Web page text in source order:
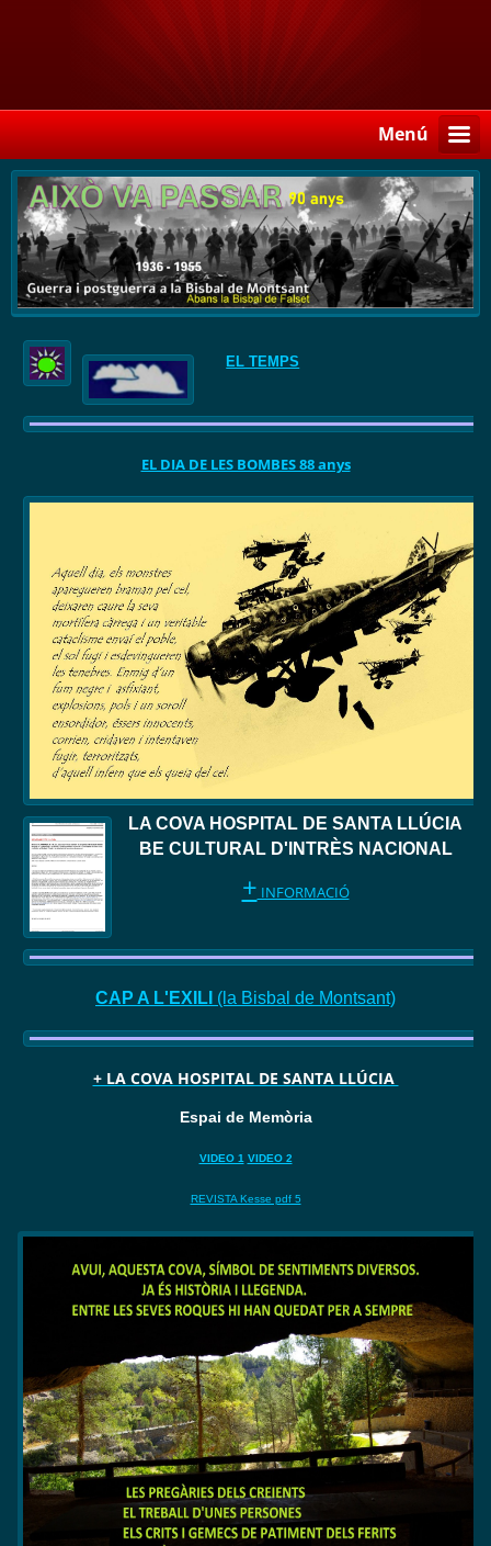
Menú
EL TEMPS
EL DIA DE LES BOMBES 88 anys
LA COVA HOSPITAL DE SANTA LLÚCIA
BE CULTURAL D'INTRÈS NACIONAL
+ INFORMACIÓ
CAP A L'EXILI (la Bisbal de Montsant)
+ LA COVA HOSPITAL DE SANTA LLÚCIA
Espai de Memòria
VIDEO 1 VIDEO 2
REVISTA Kesse pdf 5